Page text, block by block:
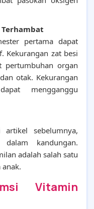
pertama dapat
Kekurangan zat besi
pertumbuhan organ
otak. Kekurangan
mengganggu
sebelumnya,
kandungan.
adalah salah satu
Vitamin